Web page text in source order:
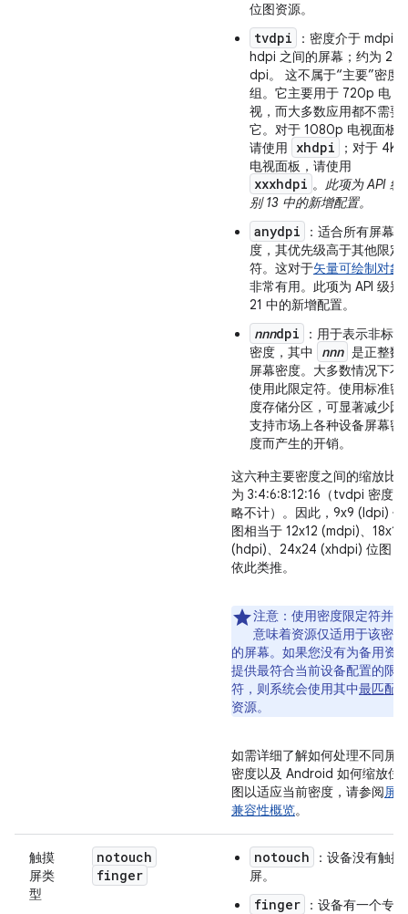
位图资源。
tvdpi
：密度介于 mdpi
hdpi 之间的屏幕；约为 213
dpi。 这不属于“主要”密度
组。它主要用于 720p 电
视，而大多数应用都不需要
它。对于 1080p 电视面板
请使用
xhdpi
；对于 4K
电视面板，请使用
xxxhdpi 。 此项为 API 级
别 13 中的新增配置。
anydpi
：适合所有屏幕密
度，其优先级高于其他限定
符。这对于矢量可绘制对象
非常有用。此项为 API 级别
21 中的新增配置。
nnndpi
：用于表示非标准
密度，其中
nnn 是正整数
屏幕密度。大多数情况下不
使用此限定符。使用标准密
度存储分区，可显著减少因
支持市场上各种设备屏幕密
度而产生的开销。
这六种主要密度之间的缩放比
为 3:4:6:8:12:16（tvdpi 密度忽
略不计）。因此，9x9 (ldpi) 位
图相当于 12x12 (mdpi)、18x18
(hdpi)、24x24 (xhdpi) 位图，
依此类推。
注意： 使用密度限定符并不
意味着资源仅适用于该密度
的屏幕。 如果您没有为备用资
提供最符合当前设备配置的限
符，则系统会使用其中最匹配
资源。
如需详细了解如何处理不同屏
密度以及 Android 如何缩放位
图以适应当前密度，请参阅屏
兼容性概览。
触摸
屏类
型
notouch
finger
notouch
：设备没有触摸
屏。
finger
：设备有一个专供